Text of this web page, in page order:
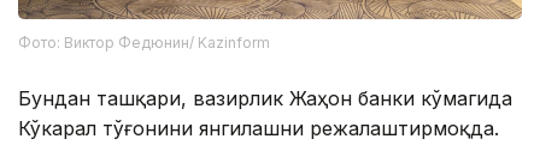
Фото: Виктор Федюнин/ Kazinform
Бундан ташқари, вазирлик Жаҳон банки кўмагида
Кўкарал тўғонини янгилашни режалаштирмоқда.